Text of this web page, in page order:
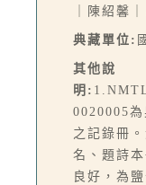
｜陳紹馨
典藏單位:
其他說
明:
0020005
之記錄冊
名、題詩
良好，為